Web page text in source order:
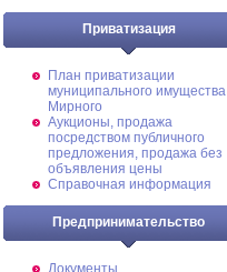
Приватизация
План приватизации
муниципального имущества
Мирного
Аукционы, продажа
посредством публичного
предложения, продажа без
объявления цены
Справочная информация
Предпринимательство
Документы